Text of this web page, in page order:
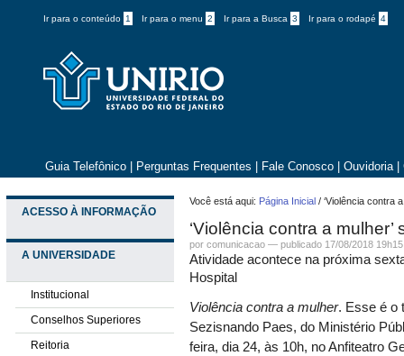
Ir para o conteúdo 1 Ir para o menu 2 Ir para a Busca 3 Ir para o rodapé 4
Guia Telefônico Perguntas Frequentes Fale Conosco Ouvidoria
ACESSO À INFORMAÇÃO
A UNIVERSIDADE
Institucional
Conselhos Superiores
Reitoria
Você está aqui: Página Inicial /‘Violência contra
‘Violência contra a
por comunicacao —publicado 17/08/2018
Atividade acontece na próxima
Hospital
Violência contra a mulher. Esse é o
Sezisnando Paes, do Ministério
feira, dia 24, às 10h, no Anfiteatro